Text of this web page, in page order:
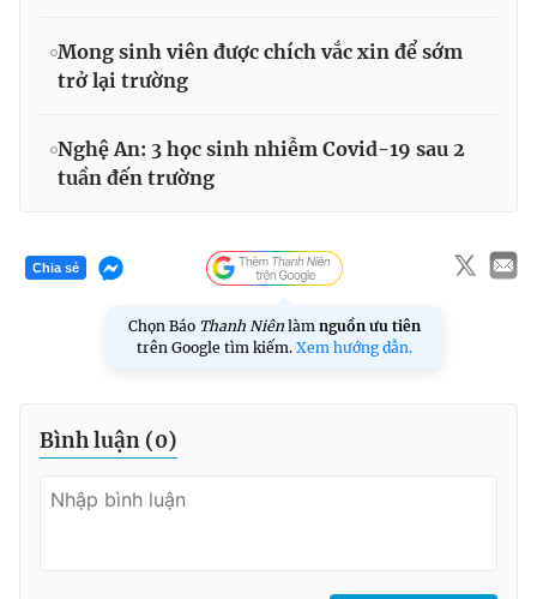
Mong sinh viên được chích vắc xin để sớm
trở lại trường
Nghệ An: 3 học sinh nhiễm Covid-19 sau 2
tuần đến trường
Chia sẻ
Chọn Báo Thanh Niên làm nguồn ưu tiên
trên Google tìm kiếm. Xem hướng dẫn.
Bình luận (0)